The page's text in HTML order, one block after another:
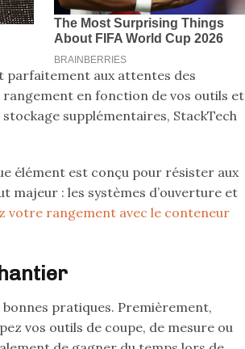
parfaitement aux attentes des
en fonction de vos outils et
supplémentaires, StackTech
élément est conçu pour résister aux
majeur : les systèmes d’ouverture et
votre rangement avec le conteneur
pratiques. Premièrement,
vos outils de coupe, de mesure ou